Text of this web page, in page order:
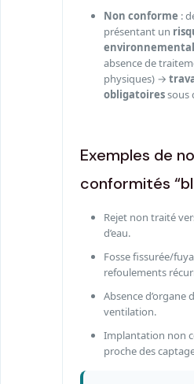
Non conforme :
présentant un
environnemental
absence de
physiques) →
obligatoiressous
Exemples de
conformités
Rejet non traité
d’eau.
Fosse fissurée/
refoulements
Absence
ventilation.
Implantation non
proche des